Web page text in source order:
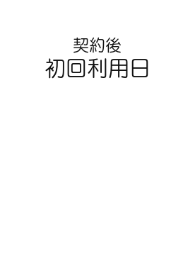
契約後
初回利用日